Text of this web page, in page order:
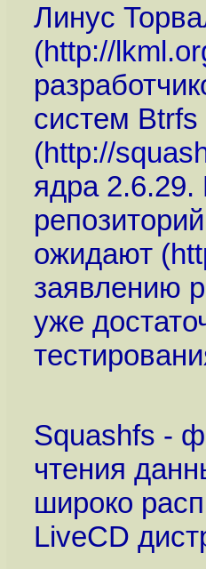
Линус
(http://
систем Btrfs
(http://
ядра 2.6.29.
ожидают (
заявлению
уже
Squashfs -
чтения
широко
LiveCD